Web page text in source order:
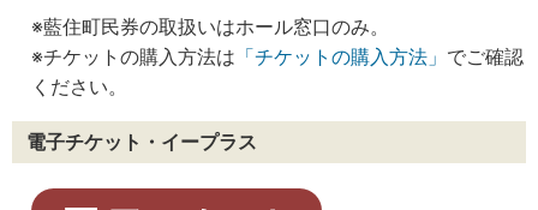
※藍住町民券の取扱いはホール窓口のみ。
※チケットの購入方法は 「チケットの購入方法」 でご確認
ください。
電子チケット・イープラス